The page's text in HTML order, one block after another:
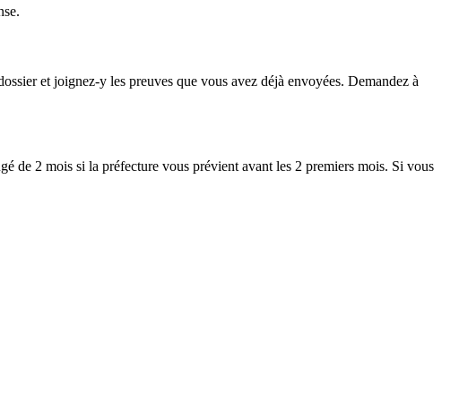
et joignez-y les preuves que vous avez déjà envoyées. Demandez à
de 2 mois si la préfecture vous prévient avant les 2 premiers mois. Si vous